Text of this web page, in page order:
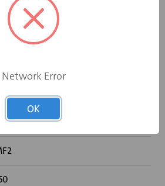
Standaard smeltpatroon
Nee
Network Error
OK